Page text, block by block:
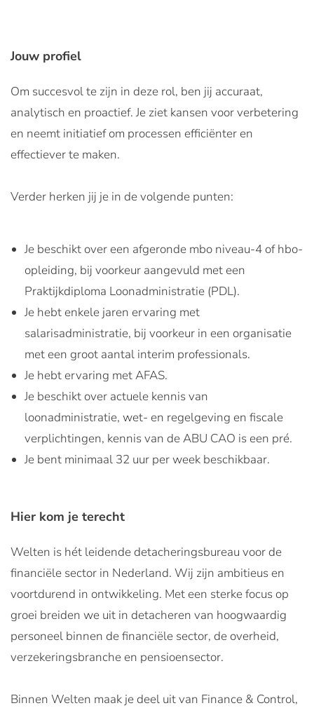
Jouw profiel
Om succesvol te zijn in deze rol, ben jij accuraat,
analytisch en proactief. Je ziet kansen voor verbetering
en neemt initiatief om processen efficiënter en
effectiever te maken.
Verder herken jij je in de volgende punten:
Je beschikt over een afgeronde mbo niveau-4 of hbo-
opleiding, bij voorkeur aangevuld met een
Praktijkdiploma Loonadministratie (PDL).
Je hebt enkele jaren ervaring met
salarisadministratie, bij voorkeur in een organisatie
met een groot aantal interim professionals.
Je hebt ervaring met AFAS.
Je beschikt over actuele kennis van
loonadministratie, wet- en regelgeving en fiscale
verplichtingen, kennis van de ABU CAO is een pré.
Je bent minimaal 32 uur per week beschikbaar.
Hier kom je terecht
Welten is hét leidende detacheringsbureau voor de
financiële sector in Nederland. Wij zijn ambitieus en
voortdurend in ontwikkeling. Met een sterke focus op
groei breiden we uit in detacheren van hoogwaardig
personeel binnen de financiële sector, de overheid,
verzekeringsbranche en pensioensector.
Binnen Welten maak je deel uit van Finance & Control,